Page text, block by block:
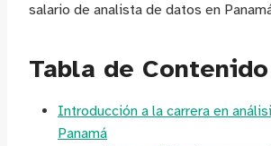
salario de analista de datos en
Tabla de Contenido
Introducción a la carrera en
Panamá